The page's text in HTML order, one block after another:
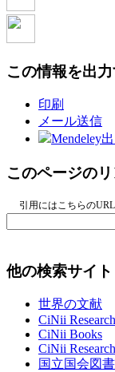
この情報を出
印刷
メール送信
Mendeley
このページの
引用にはこちらの
他の検索サイト
世界の文献
CiNii
CiNii Books
CiNii
国立国会図